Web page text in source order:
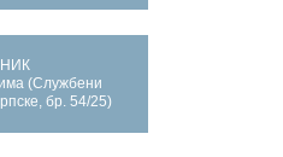
(Службени
бр. 54/25)